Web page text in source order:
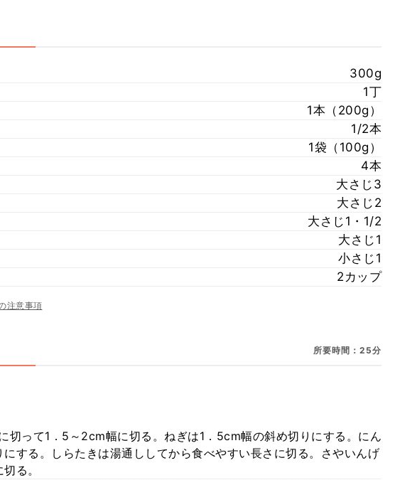
300g
1丁
1本（200g）
1/2本
1袋（100g）
4本
大さじ3
大さじ2
大さじ1・1/2
大さじ1
小さじ1
2カップ
注意事項
所要時間：25分
切って1．5～2cm幅に切る。ねぎは1．5cm幅の斜め切りにする。にん
にする。しらたきは湯通ししてから食べやすい長さに切る。さやいんげ
る。